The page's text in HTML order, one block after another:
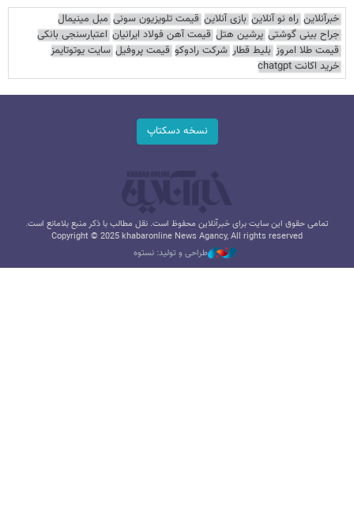
خبرآنلاین راه نو آنلاین بازی آنلاین قیمت تلویزیون سونی مبل مینیمال
جراح بینی گوشتی پرشین هتل قیمت آهن فولاد ایرانیان اعتبارسنجی بانکی
قیمت طلا امروز بلیط قطار شرکت رادوکو قیمت پروفیل سایت یوتوتایمز
خرید اکانت chatgpt
نسخه دسکتاپ
تمامی حقوق این سایت برای خبرآنلاین محفوظ است. نقل مطالب با ذکر منبع بلامانع است.
Copyright © 2025 khabaronline News Agancy, All rights reserved
طراحی و تولید: نستوه